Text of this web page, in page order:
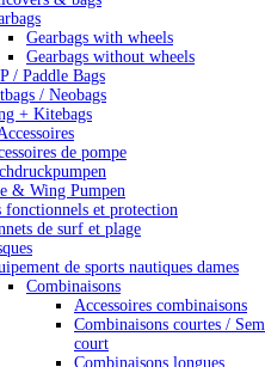
Gearbags with wheels
Gearbags without wheels
/ Paddle Bags
/ Neobags
+ Kitebags
de pompe
& Wing Pumpen
fonctionnels et protection
de surf et plage
de sports nautiques dames
Combinaisons
Accessoires combinaisons
Combinaisons courtes /
court
Combinaisons longues